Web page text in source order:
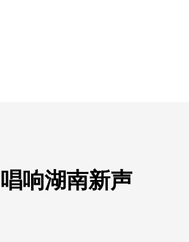
响湖南新声